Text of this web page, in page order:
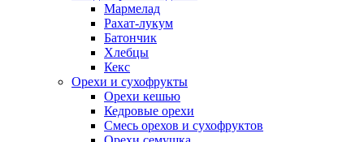
Мармелад
Рахат-лукум
Батончик
Хлебцы
Кекс
Орехи и сухофрукты
Орехи кешью
Кедровые орехи
Смесь орехов и сухофруктов